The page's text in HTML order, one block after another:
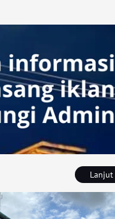
Lanjut